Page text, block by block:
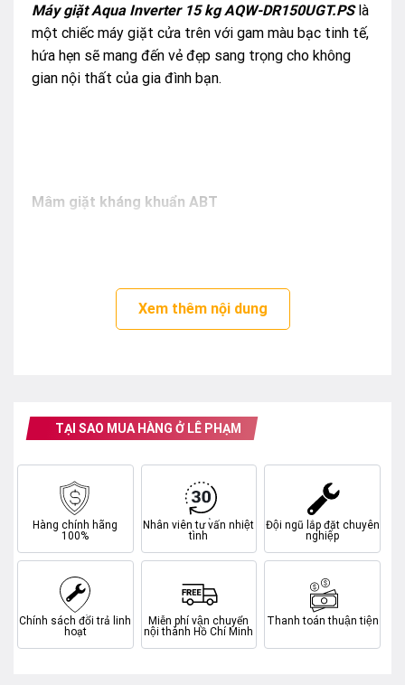
Máy giặt Aqua Inverter 15 kg AQW-DR150UGT.PSlà
một chiếc máy giặt cửa trên với gam màu bạc tinh tế,
hứa hẹn sẽ mang đến vẻ đẹp sang trọng cho không
gian nội thất của gia đình bạn.
Mâm giặt kháng khuẩn ABT
có thể yên tâm khi sử dụng máy giặt cửa trên này.
Xem thêm nội dung
TẠI SAO MUA HÀNG Ở LÊ PHẠM
Hàng chính hãng
100%
Nhân viên tư vấn nhiệt
tình
Đội ngũ lắp đặt chuyên
nghiệp
Chính sách đổi trả linh
hoạt
Miễn phí vận chuyển
nội thành Hồ Chí Minh
Thanh toán thuận tiện